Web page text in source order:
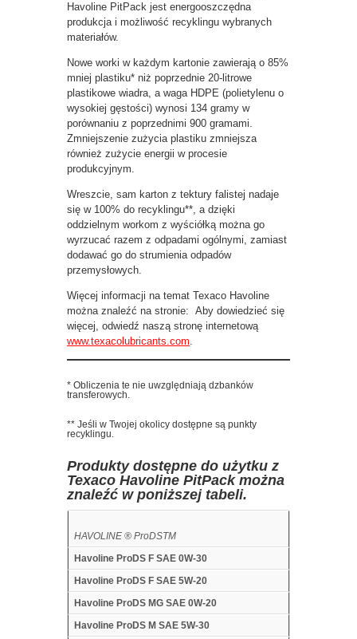
Havoline PitPack jest energooszczędna
produkcja i możliwość recyklingu wybranych
materiałów.
Nowe worki w każdym kartonie zawierają o 85%
mniej plastiku* niż poprzednie 20-litrowe
plastikowe wiadra, a waga HDPE (polietylenu o
wysokiej gęstości) wynosi 134 gramy w
porównaniu z poprzednimi 900 gramami.
Zmniejszenie zużycia plastiku zmniejsza
również zużycie energii w procesie
produkcyjnym.
Wreszcie, sam karton z tektury falistej nadaje
się w 100% do recyklingu**, a dzięki
oddzielnym workom z wyściółką można go
wyrzucać razem z odpadami ogólnymi, zamiast
dodawać go do strumienia odpadów
przemysłowych.
Więcej informacji na temat Texaco Havoline
można znaleźć na stronie: Aby dowiedzieć się
więcej, odwiedź naszą stronę internetową
www.texacolubricants.com.
* Obliczenia te nie uwzględniają dzbanków
transferowych.
** Jeśli w Twojej okolicy dostępne są punkty
recyklingu.
Produkty dostępne do użytku z
Texaco Havoline PitPack można
znaleźć w poniższej tabeli.
HAVOLINE ® ProDSTM
Havoline ProDS F SAE 0W-30
Havoline ProDS F SAE 5W-20
Havoline ProDS MG SAE 0W-20
Havoline ProDS M SAE 5W-30